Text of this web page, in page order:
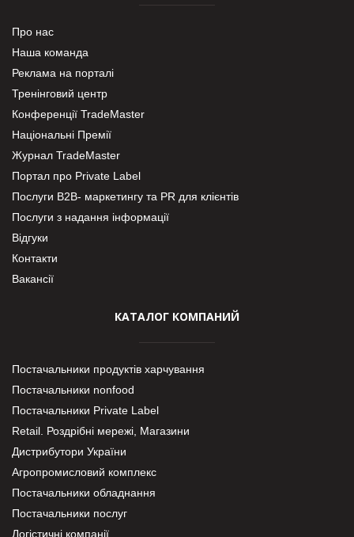
Про нас
Наша команда
Реклама на порталі
Тренінговий центр
Конференції TradeMaster
Національні Премії
Журнал TradeMaster
Портал про Private Label
Послуги В2В- маркетингу та PR для клієнтів
Послуги з надання інформації
Відгуки
Контакти
Вакансії
КАТАЛОГ КОМПАНИЙ
Постачальники продуктів харчування
Постачальники nonfood
Постачальники Private Label
Retail. Роздрібні мережі, Магазини
Дистрибутори України
Агропромисловий комплекс
Постачальники обладнання
Постачальники послуг
Логістичні компанії